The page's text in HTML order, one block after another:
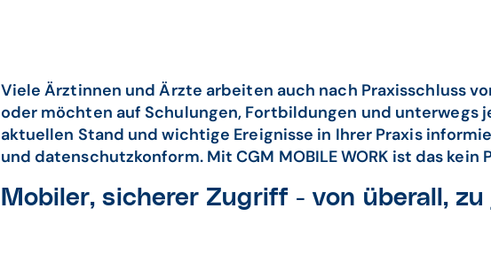
Viele Ärztinnen und Ärzte arbeiten auch nach Praxisschluss
oder möchten auf Schulungen, Fortbildungen und unterwegs
aktuellen Stand und wichtige Ereignisse in Ihrer Praxis
und datenschutzkonform. Mit CGM MOBILE WORK ist das kein
Mobiler, sicherer Zugriff - von überall,